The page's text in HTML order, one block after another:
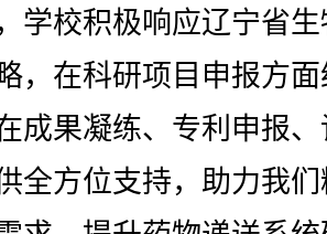
学校积极响应辽宁省
，在科研项目申报方
成果凝练、专利申报
全方位支持，助力我